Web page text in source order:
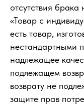
отсутствия
«Товар с
есть товар,
нестандартными
надлежащее
подлежащем
возврату не
защите прав